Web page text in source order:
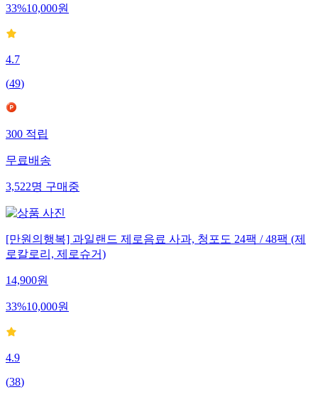
33%10,000원
4.7
(49)
300 적립
무료배송
3,522명 구매중
[만원의행복] 과일랜드 제로음료 사과, 청포도 24팩 / 48팩 (제
로칼로리, 제로슈거)
14,900원
33%10,000원
4.9
(38)